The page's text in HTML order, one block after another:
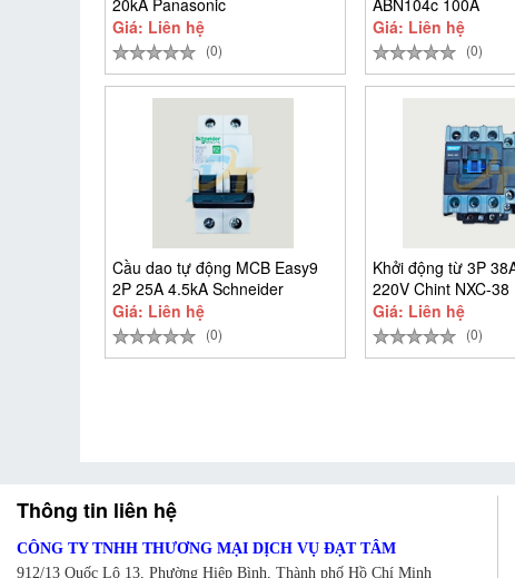
20kA Panasonic
BBSF2232CTCV
Giá: Liên hệ
(0)
ABN104c 100A
Giá: Liên hệ
(0)
Cầu dao tự động MCB Easy9
2P 25A 4.5kA Schneider
EZ9F34225
Giá: Liên hệ
(0)
Khởi động từ 3P
220V Chint NXC-38
Giá: Liên hệ
(0)
Thông tin liên hệ
CÔNG TY TNHH THƯƠNG MẠI DỊCH VỤ ĐẠT TÂM
912/13 Quốc Lộ 13, Phường Hiệp Bình, Thành phố Hồ Chí Minh